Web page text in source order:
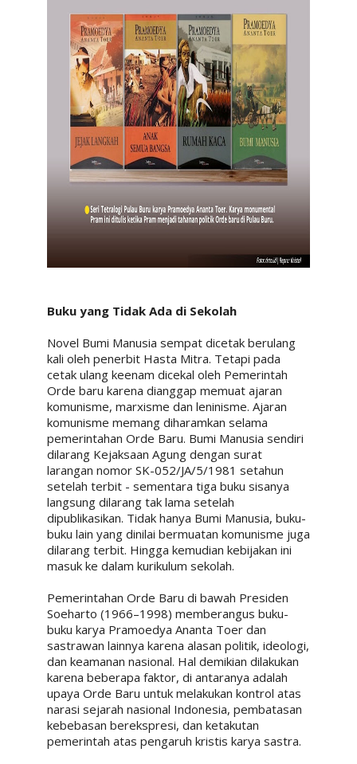
Buku yang Tidak Ada di Sekolah
Novel Bumi Manusia sempat dicetak berulang
kali oleh penerbit Hasta Mitra. Tetapi pada
cetak ulang keenam dicekal oleh Pemerintah
Orde baru karena dianggap memuat ajaran
komunisme, marxisme dan leninisme. Ajaran
komunisme memang diharamkan selama
pemerintahan Orde Baru. Bumi Manusia sendiri
dilarang Kejaksaan Agung dengan surat
larangan nomor SK-052/JA/5/1981 setahun
setelah terbit - sementara tiga buku sisanya
langsung dilarang tak lama setelah
dipublikasikan. Tidak hanya Bumi Manusia, buku-
buku lain yang dinilai bermuatan komunisme juga
dilarang terbit. Hingga kemudian kebijakan ini
masuk ke dalam kurikulum sekolah.
Pemerintahan Orde Baru di bawah Presiden
Soeharto (1966–1998) memberangus buku-
buku karya Pramoedya Ananta Toer dan
sastrawan lainnya karena alasan politik, ideologi,
dan keamanan nasional. Hal demikian dilakukan
karena beberapa faktor, di antaranya adalah
upaya Orde Baru untuk melakukan kontrol atas
narasi sejarah nasional Indonesia, pembatasan
kebebasan berekspresi, dan ketakutan
pemerintah atas pengaruh kristis karya sastra.